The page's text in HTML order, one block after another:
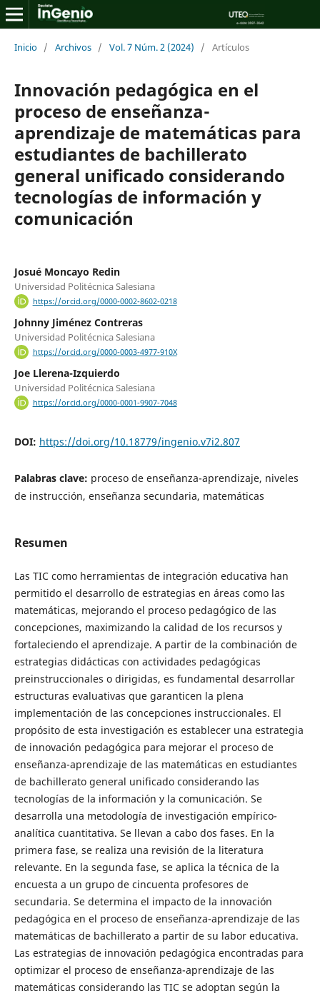
Inicio / Archivos / Vol. 7 Núm. 2 (2024) / Artículos
Innovación pedagógica en el
proceso de enseñanza-
aprendizaje de matemáticas para
estudiantes de bachillerato
general unificado considerando
tecnologías de información y
comunicación
Josué Moncayo Redin
Universidad Politécnica Salesiana
https://orcid.org/0000-0002-8602-0218
Johnny Jiménez Contreras
Universidad Politécnica Salesiana
https://orcid.org/0000-0003-4977-910X
Joe Llerena-Izquierdo
Universidad Politécnica Salesiana
https://orcid.org/0000-0001-9907-7048
DOI: https://doi.org/10.18779/ingenio.v7i2.807
Palabras clave: proceso de enseñanza-aprendizaje, niveles
de instrucción, enseñanza secundaria, matemáticas
Resumen
Las TIC como herramientas de integración educativa han
permitido el desarrollo de estrategias en áreas como las
matemáticas, mejorando el proceso pedagógico de las
concepciones, maximizando la calidad de los recursos y
fortaleciendo el aprendizaje. A partir de la combinación de
estrategias didácticas con actividades pedagógicas
preinstruccionales o dirigidas, es fundamental desarrollar
estructuras evaluativas que garanticen la plena
implementación de las concepciones instruccionales. El
propósito de esta investigación es establecer una estrategia
de innovación pedagógica para mejorar el proceso de
enseñanza-aprendizaje de las matemáticas en estudiantes
de bachillerato general unificado considerando las
tecnologías de la información y la comunicación. Se
desarrolla una metodología de investigación empírico-
analítica cuantitativa. Se llevan a cabo dos fases. En la
primera fase, se realiza una revisión de la literatura
relevante. En la segunda fase, se aplica la técnica de la
encuesta a un grupo de cincuenta profesores de
secundaria. Se determina el impacto de la innovación
pedagógica en el proceso de enseñanza-aprendizaje de las
matemáticas de bachillerato a partir de su labor educativa.
Las estrategias de innovación pedagógica encontradas para
optimizar el proceso de enseñanza-aprendizaje de las
matemáticas considerando las TIC se adoptan según la